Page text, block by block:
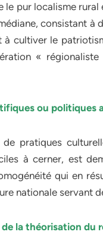
le pur localisme rural
consistant à
à cultiver le
«
ou politiques
de pratiques
à cerner, est
qui en
nationale servant
de la théorisation du